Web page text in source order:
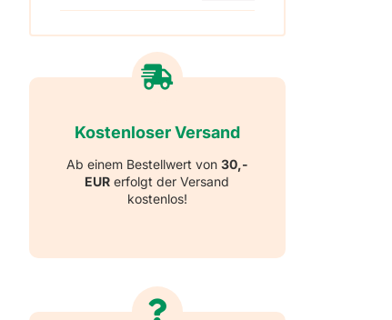
Kostenloser Versand
Ab einem Bestellwert von 30,-
EUR erfolgt der Versand
kostenlos!